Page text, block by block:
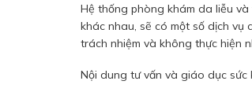
Hệ thống phòng khám da liễu và
khác nhau, sẽ có một số dịch vụ
trách nhiệm và không thực hiện
Nội dung tư vấn và giáo dục sức